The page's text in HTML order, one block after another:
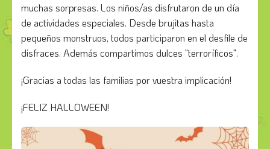
muchas sorpresas. Los niños/as disfrutaron de un día
de actividades especiales. Desde brujitas hasta
pequeños monstruos, todos participaron en el desfile de
disfraces. Además compartimos dulces "terroríficos".
¡Gracias a todas las familias por vuestra implicación!
¡FELIZ HALLOWEEN!